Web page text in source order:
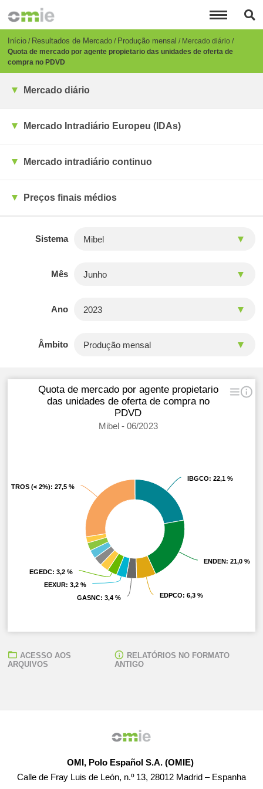
para
conteúdo
principal
Breadcrumb
Início Resultados de Mercado Produção mensal
Mercado diário
Quota de mercado por agente propietario das unidades de oferta de
compra no PDVD
Mercado diário
Mercado Intradiário Europeu (IDAs)
Mercado intradiário continuo
Preços finais médios
Sistema
Mês
Ano
Âmbito
Quota de mercado por agente propietario
das unidades de oferta de compra no
PDVD
Mibel - 06/2023
IBGCO: 22,1 %
IBGCO: 22,1 %
ENDEN: 21,0 %
ENDEN: 21,0 %
EDPCO: 6,3 %
EDPCO: 6,3 %
GASNC: 3,4 %
GASNC: 3,4 %
EEXUR: 3,2 %
EEXUR: 3,2 %
EGEDC: 3,2 %
EGEDC: 3,2 %
OTROS (< 2%): 27,5 %
OTROS (< 2%): 27,5 %
ACESSO AOS
ARQUIVOS
RELATÓRIOS NO FORMATO
ANTIGO
OMI, Polo Español S.A. (OMIE)
Calle de Fray Luis de León, n.º 13, 28012 Madrid – Espanha